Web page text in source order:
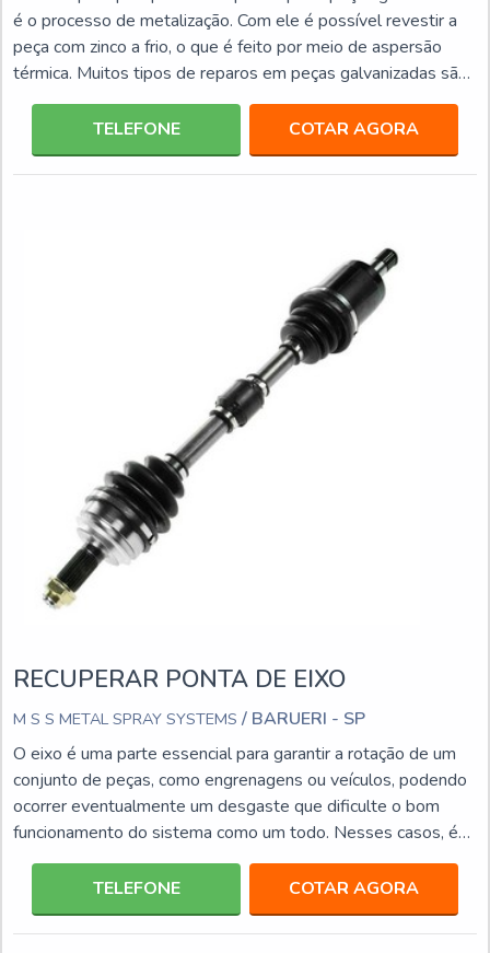
é o processo de metalização. Com ele é possível revestir a
peça com zinco a frio, o que é feito por meio de aspersão
térmica. Muitos tipos de reparos em peças galvanizadas são
possíveis, desde retoques em peças até em cordões de
solda e peças de campo. Os reparos em peça galvanizada
precisam ser realizados com equipamentos de qualidade e
com zinco de procedência reconhecida, por isso a empresa
TELEFONE COTAR AGORA
RECUPERAR PONTA DE EIXO
M S S METAL SPRAY SYSTEMS / BARUERI - SP
O eixo é uma parte essencial para garantir a rotação de um
conjunto de peças, como engrenagens ou veículos, podendo
ocorrer eventualmente um desgaste que dificulte o bom
funcionamento do sistema como um todo. Nesses casos, é
necessário recuperar ponta de eixo, o que pode ser obtido a
partir do processo de aspersão térmica.GARANTIA DE
RECUPERAÇÃO DA PONTA DE EIXOTambém conhecida
como metalização, este processo garante recuperar a ponta
TELEFONE COTAR AGORA